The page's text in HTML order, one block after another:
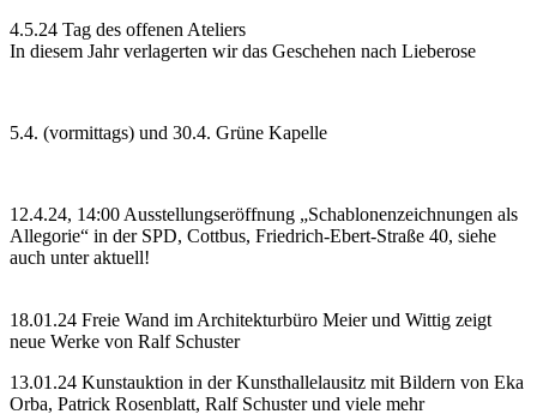
4.5.24 Tag des offenen Ateliers
In diesem Jahr verlagerten wir das Geschehen nach Lieberose
5.4. (vormittags) und 30.4. Grüne Kapelle
12.4.24, 14:00 Ausstellungseröffnung „Schablonenzeichnungen als
Allegorie“ in der SPD, Cottbus, Friedrich-Ebert-Straße 40, siehe
auch unter aktuell!
18.01.24 Freie Wand im Architekturbüro Meier und Wittig zeigt
neue Werke von Ralf Schuster
13.01.24 Kunstauktion in der Kunsthallelausitz mit Bildern von Eka
Orba, Patrick Rosenblatt, Ralf Schuster und viele mehr